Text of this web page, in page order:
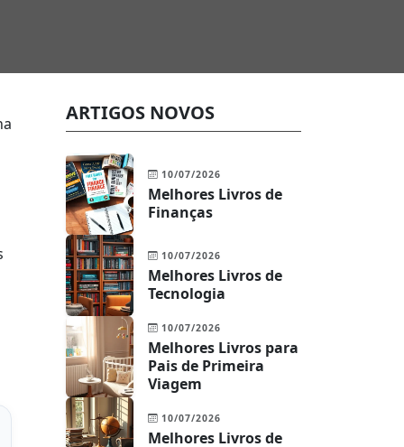
ARTIGOS NOVOS
10/07/2026
Melhores Livros de
Finanças
10/07/2026
Melhores Livros de
Tecnologia
10/07/2026
Melhores Livros para
Pais de Primeira
Viagem
10/07/2026
Melhores Livros de